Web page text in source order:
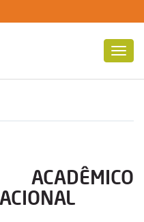
ACADÊMICO